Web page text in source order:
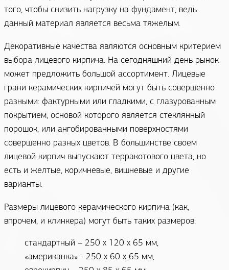
того, чтобы снизить нагрузку на фундамент, ведь
данный материал является весьма тяжелым.
Декоративные качества являются основным критерием
выбора лицевого кирпича. На сегодняшний день рынок
может предложить большой ассортимент. Лицевые
грани керамических кирпичей могут быть совершенно
разными: фактурными или гладкими, с глазурованным
покрытием, основой которого является стеклянный
порошок, или ангобированными поверхностями
совершенно разных цветов. В большинстве своем
лицевой кирпич выпускают терракотового цвета, но
есть и желтые, коричневые, вишневые и другие
варианты.
Размеры лицевого керамического кирпича (как,
впрочем, и клинкера) могут быть таких размеров:
стандартный – 250 х 120 х 65 мм,
«американка» - 250 х 60 х 65 мм,